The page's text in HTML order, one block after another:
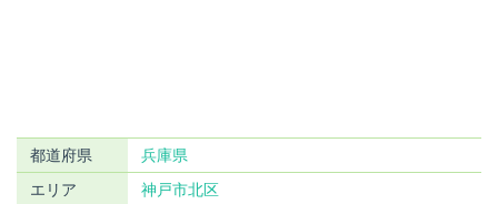
都道府県
兵庫県
エリア
神戸市北区